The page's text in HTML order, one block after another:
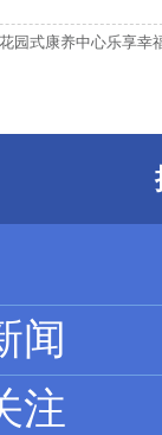
园式康养中心乐享幸
闻
注